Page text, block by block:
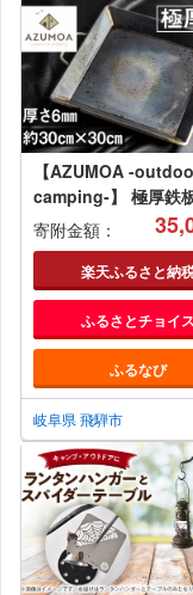
【AZUMOA -
camping-】 極厚鉄
（SS400深型） 厚さ
寄附金額：
楽天ふるさと納
ふるさとチョイス
ふるなび
岐阜県 飛騨市